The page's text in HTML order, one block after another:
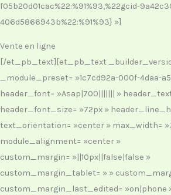
f05b20d01cac%22:%91%93,%22gcid-
406d5866943b%22:%91%93} »]
Vente en ligne
[/et_pb_text][et_pb_text
_module_preset= »1c7cd92a-000f-4daa-
header_font= »Asap|700||||||| »
header_font_size= »72px »
text_orientation= »center » max_width=
module_alignment= »center »
custom_margin= »||10px||false|false »
custom_margin_tablet= » »
custom_margin_last_edited= »on|phone